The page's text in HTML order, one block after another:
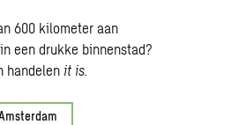
600 kilometer aan
een drukke binnenstad?
handelen it is.